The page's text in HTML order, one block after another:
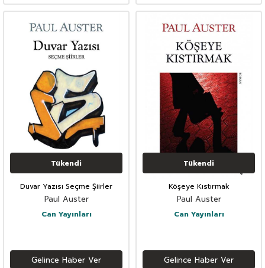
Tükendi
Duvar Yazısı Seçme Şiirler
Paul Auster
Can Yayınları
Gelince Haber Ver
Tükendi
Köşeye Kıstırmak
Paul Auster
Can Yayınları
Gelince Haber Ver